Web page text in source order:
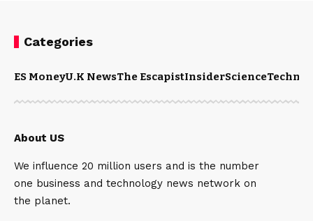
Categories
ES MoneyU.K NewsThe EscapistInsiderScience
About US
We influence 20 million users and is the number
one business and technology news network on
the planet.